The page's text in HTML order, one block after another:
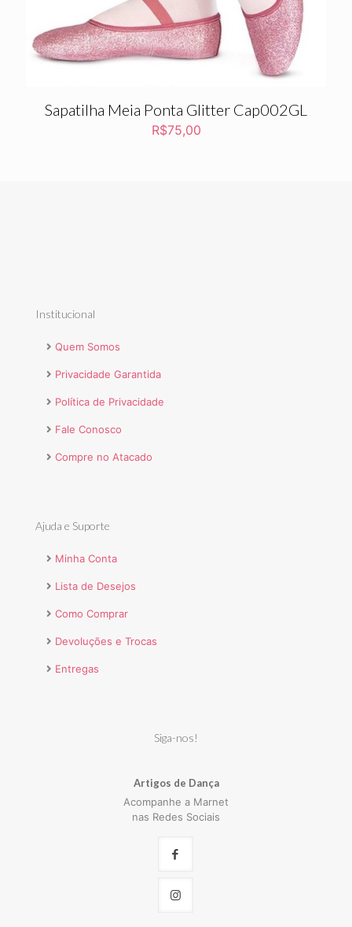
Sapatilha Meia Ponta Glitter Cap002GL
R$75,00
Institucional
Quem Somos
Privacidade Garantida
Política de Privacidade
Fale Conosco
Compre no Atacado
Ajuda e Suporte
Minha Conta
Lista de Desejos
Como Comprar
Devoluções e Trocas
Entregas
Siga-nos!
Artigos de Dança
Acompanhe a Marnet
nas Redes Sociais